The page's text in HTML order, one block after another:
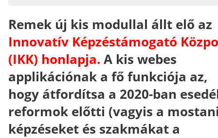
Remek új kis modullal állt elő az
Innovatív Képzéstámogató
(IKK) honlapja. A kis webes
applikációnak a fő funkciója az,
hogy átfordítsa a 2020-ban
reformok előtti (vagyis a
képzéseket és szakmákat a